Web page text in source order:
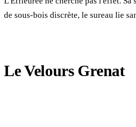
de sous-bois discrète, le sureau lie
Le Velours Grenat